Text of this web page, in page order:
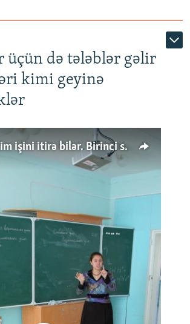
üçün də tələblər gəlir
kimi geyinə
50 min müəllim işini itirə bilər. Birinci sinfə gedənlər azalır